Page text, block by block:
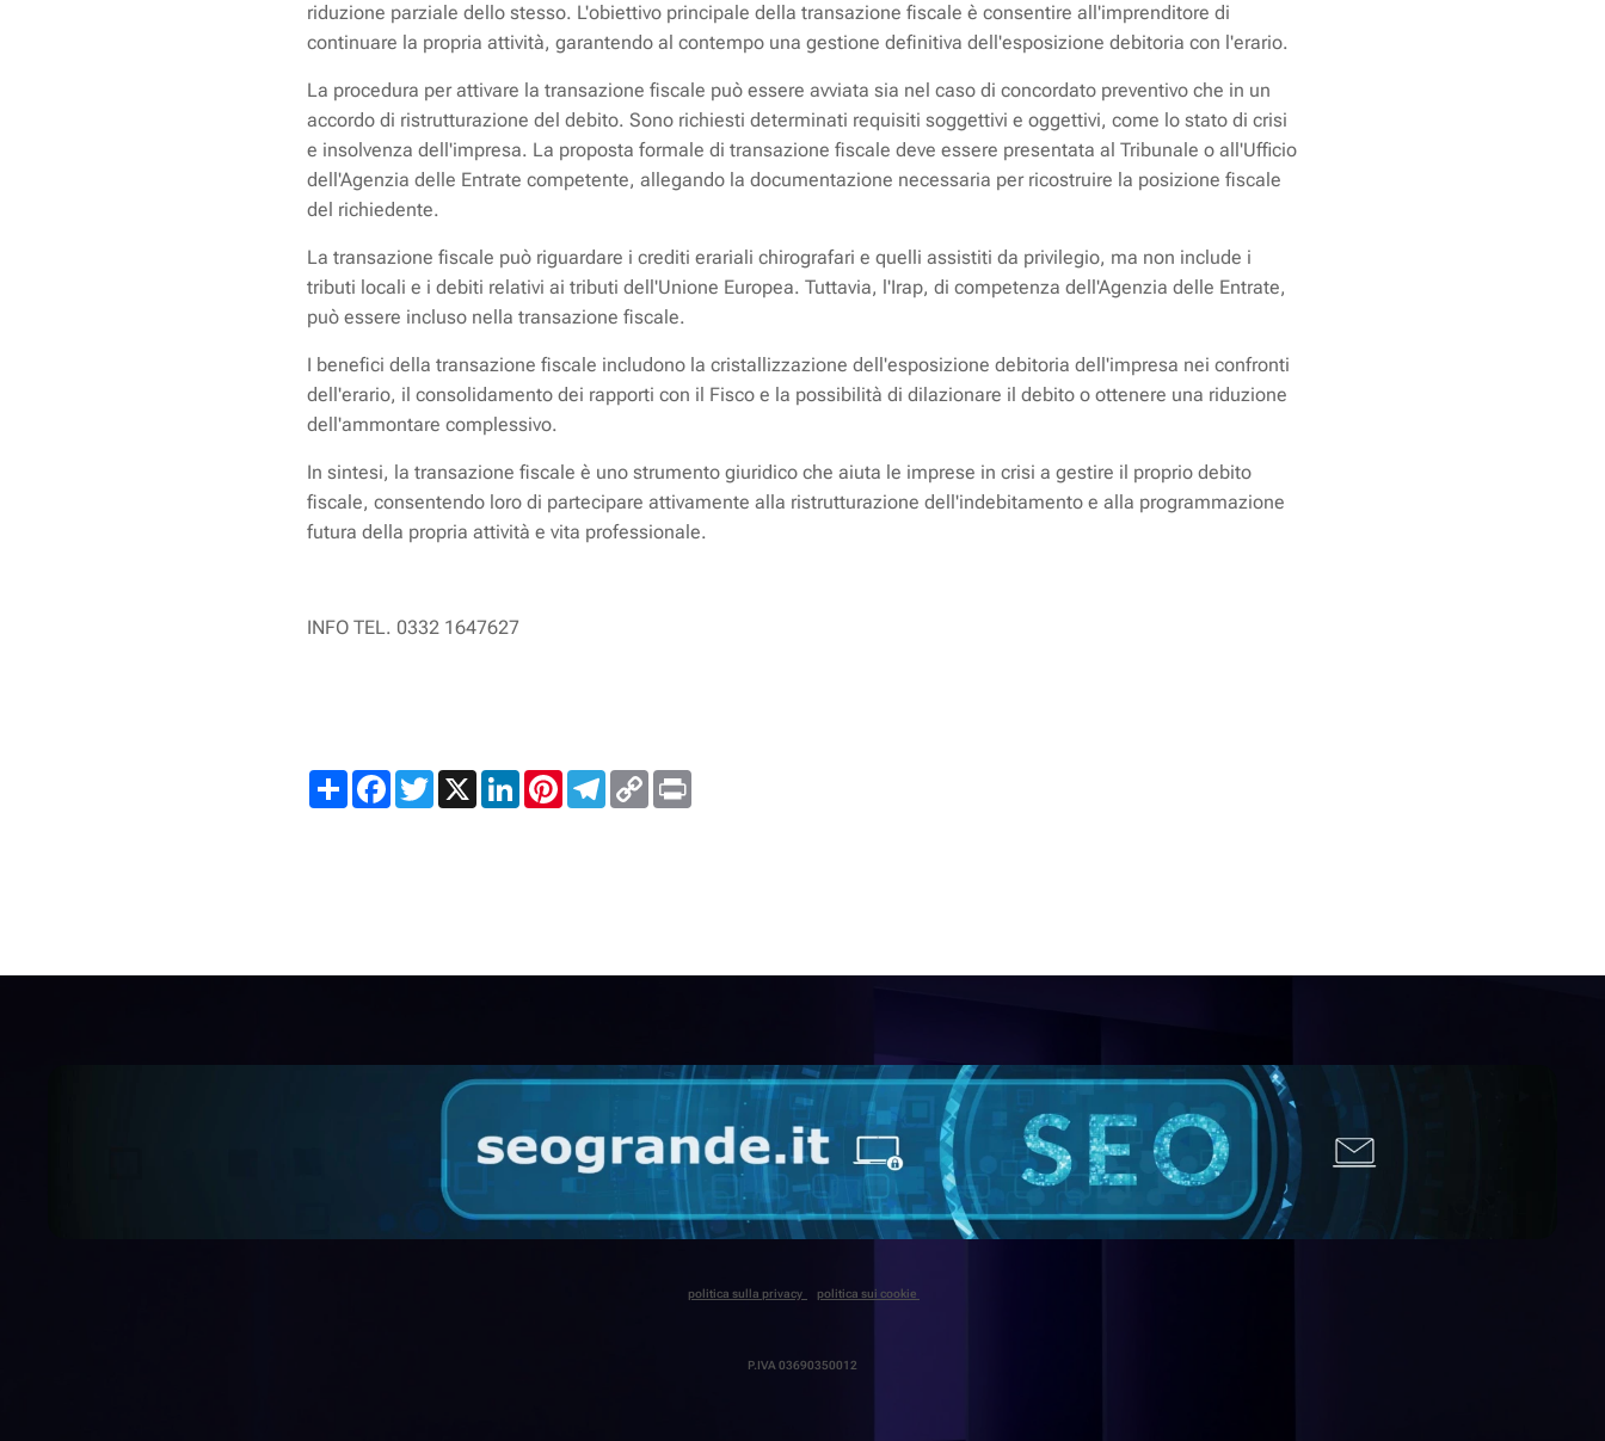
riduzione parziale dello stesso. L'obiettivo principale della transazione fiscale è consentire all'imprenditore di
continuare la propria attività, garantendo al contempo una gestione definitiva dell'esposizione debitoria con l'erario.
La procedura per attivare la transazione fiscale può essere avviata sia nel caso di concordato preventivo che in un
accordo di ristrutturazione del debito. Sono richiesti determinati requisiti soggettivi e oggettivi, come lo stato di crisi
e insolvenza dell'impresa. La proposta formale di transazione fiscale deve essere presentata al Tribunale o all'Ufficio
dell'Agenzia delle Entrate competente, allegando la documentazione necessaria per ricostruire la posizione fiscale
del richiedente.
La transazione fiscale può riguardare i crediti erariali chirografari e quelli assistiti da privilegio, ma non include i
tributi locali e i debiti relativi ai tributi dell'Unione Europea. Tuttavia, l'Irap, di competenza dell'Agenzia delle Entrate,
può essere incluso nella transazione fiscale.
I benefici della transazione fiscale includono la cristallizzazione dell'esposizione debitoria dell'impresa nei confronti
dell'erario, il consolidamento dei rapporti con il Fisco e la possibilità di dilazionare il debito o ottenere una riduzione
dell'ammontare complessivo.
In sintesi, la transazione fiscale è uno strumento giuridico che aiuta le imprese in crisi a gestire il proprio debito
fiscale, consentendo loro di partecipare attivamente alla ristrutturazione dell'indebitamento e alla programmazione
futura della propria attività e vita professionale.
INFO TEL. 0332 1647627
ShareFacebook
Twitter
X LinkedInPinterestTelegram
Copy
Link
politica sulla privacy politica sui cookie
P.IVA 03690350012